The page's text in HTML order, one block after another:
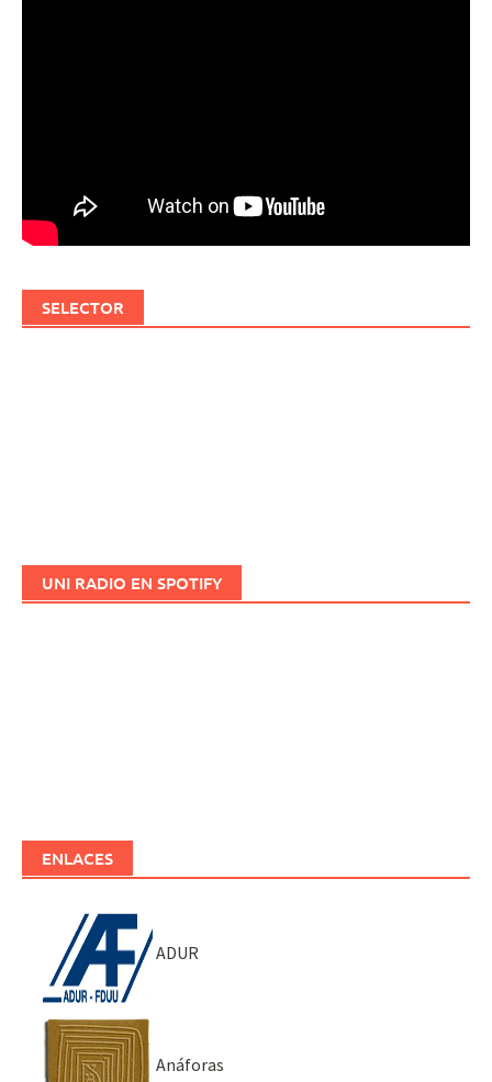
SELECTOR
UNI RADIO EN SPOTIFY
ENLACES
ADUR
Anáforas